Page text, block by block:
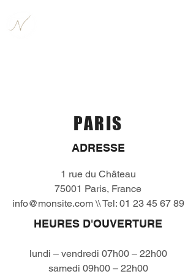
PARIS
ADRESSE
1 rue du Château
75001 Paris, France
info@monsite.com\\ Tel: 01 23 45 67 89
HEURES D'OUVERTURE
lundi – vendredi 07h00 – 22h00
samedi 09h00 – 22h00